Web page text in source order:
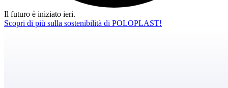
Il futuro è iniziato ieri.
Scopri di più sulla sostenibilità di POLOPLAST!